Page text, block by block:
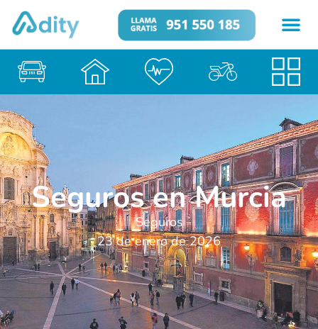
Seguros en Murcia
Seguros
23 de enero de 2026